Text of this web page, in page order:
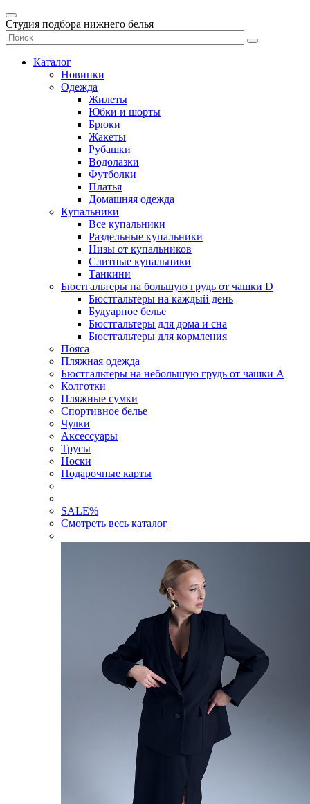
Студия подбора нижнего белья
Каталог
Новинки
Одежда
Жилеты
Юбки и шорты
Брюки
Жакеты
Рубашки
Водолазки
Футболки
Платья
Домашняя одежда
Купальники
Все купальники
Раздельные купальники
Низы от купальников
Слитные купальники
Танкини
Бюстгальтеры на большую грудь от чашки D
Бюстгальтеры на каждый день
Будуарное белье
Бюстгальтеры для дома и сна
Бюстгальтеры для кормления
Пояса
Пляжная одежда
Бюстгальтеры на небольшую грудь от чашки А
Колготки
Пляжные сумки
Спортивное белье
Чулки
Аксессуары
Трусы
Носки
Подарочные карты
SALE%
Смотреть весь каталог